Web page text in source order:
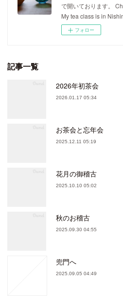
で開いております。
My tea class is in
フォロー
記事一覧
2026年初茶会
2026.01.17 05:34
お茶会と忘年会
2025.12.11 05:19
花月の御稽古
2025.10.10 05:02
秋のお稽古
2025.09.30 04:55
兜門へ
2025.09.05 04:49